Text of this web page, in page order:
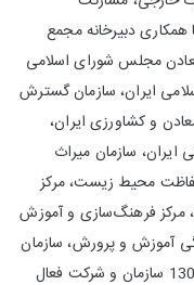
دبیرخانه مجمع
مجلس شورای اسلامی
ایران، سازمان گسترش
و کشاورزی ایران،
سازمان میراث
محیط زیست، مرکز
مرکز فرهنگ‌سازی و آموزش
آموزش و پرورش، سازمان
دانش‌آموزی، مرکز ملی فرش ایران و بیش از 130 سازمان و شرکت‌ فعال